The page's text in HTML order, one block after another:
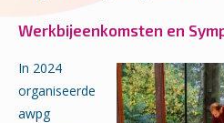
Werkbijeenkomsten en
In 2024
organiseerde
awpg